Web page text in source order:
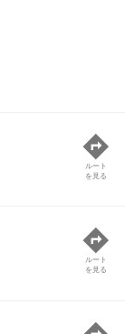
ルート
を見る
ルート
を見る